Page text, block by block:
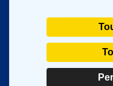
SAV
Nous rejoindre